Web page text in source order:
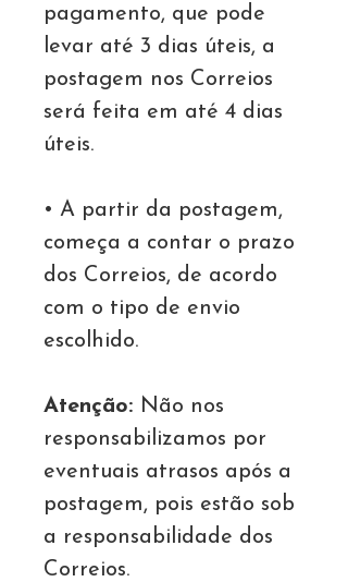
pagamento, que pode
levar até 3 dias úteis, a
postagem nos Correios
será feita em até 4 dias
úteis.
• A partir da postagem,
começa a contar o prazo
dos Correios, de acordo
com o tipo de envio
escolhido.
Atenção: Não nos
responsabilizamos por
eventuais atrasos após a
postagem, pois estão sob
a responsabilidade dos
Correios.